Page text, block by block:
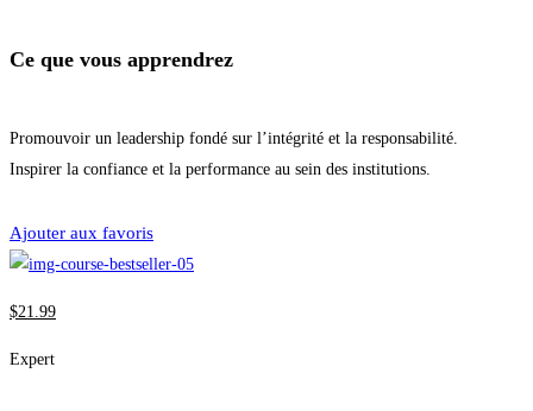
Ce que vous apprendrez
Promouvoir un leadership fondé sur l’intégrité et la responsabilité.
Inspirer la confiance et la performance au sein des institutions.
Ajouter aux favoris
$21.99
Expert